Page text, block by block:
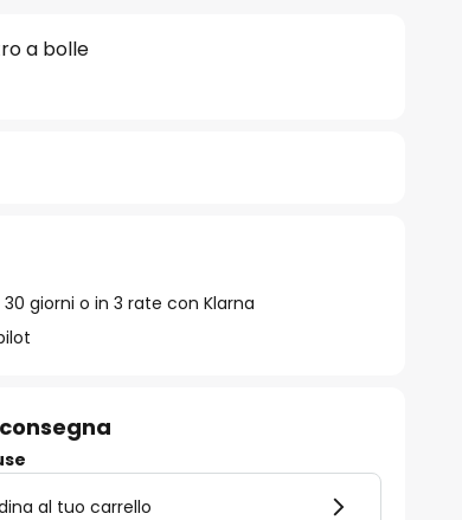
a bolle
giorni o in 3 rate con Klarna
al tuo carrello